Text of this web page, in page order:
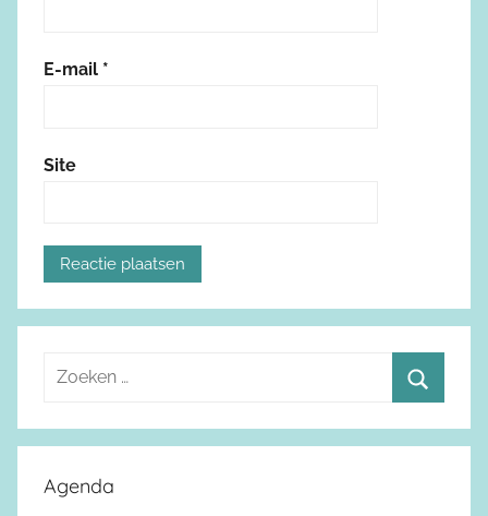
E-mail *
Site
e
e
o
Agenda